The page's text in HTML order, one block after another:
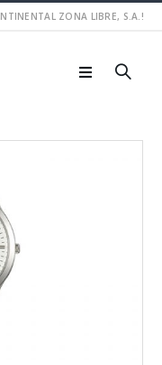
ZONA LIBRE, S.A.!